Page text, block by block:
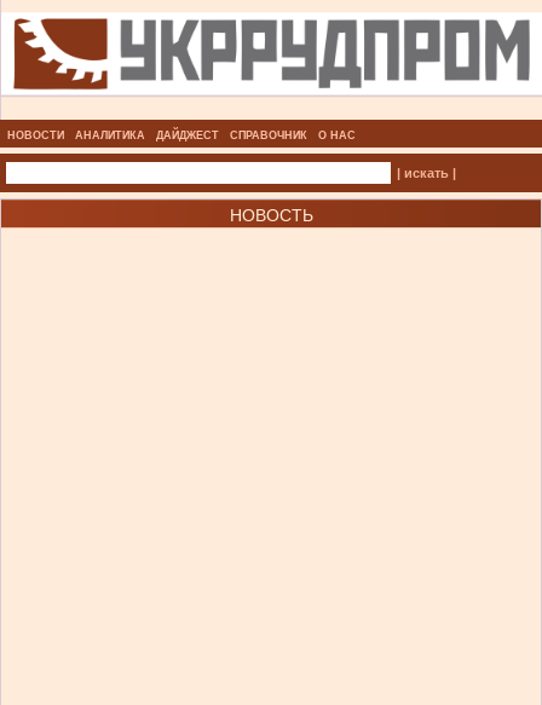
НОВОСТИ АНАЛИТИКА ДАЙДЖЕСТ СПРАВОЧНИК О НАС
| искать |
НОВОСТЬ